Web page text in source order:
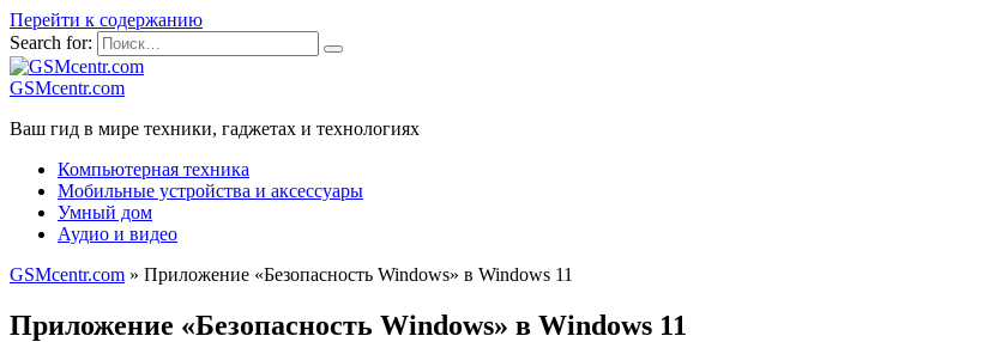
Перейти к содержанию
Search for:
GSMcentr.com
Ваш гид в мире техники, гаджетах и технологиях
Компьютерная техника
Мобильные устройства и аксессуары
Умный дом
Аудио и видео
GSMcentr.com » Приложение «Безопасность Windows» в Windows 11
Приложение «Безопасность Windows» в Windows 11